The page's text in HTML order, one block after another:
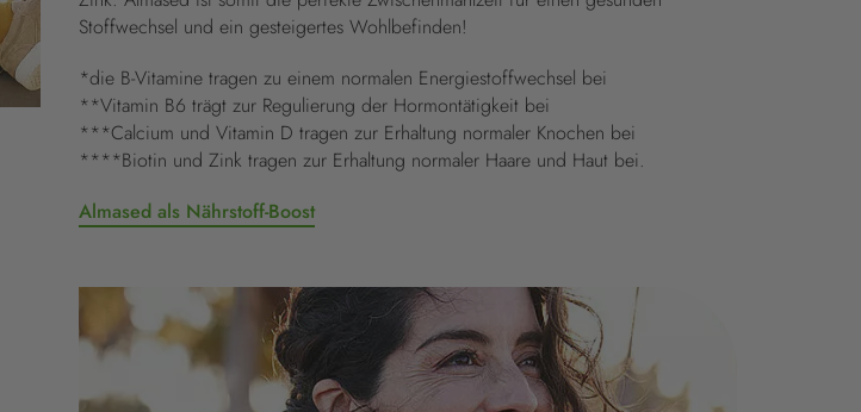
Stoffwechsel und ein gesteigertes Wohlbefinden!
*die B-Vitamine tragen zu einem normalen Energiestoffwechsel bei
**Vitamin B6 trägt zur Regulierung der Hormontätigkeit bei
***Calcium und Vitamin D tragen zur Erhaltung normaler Knochen bei
****Biotin und Zink tragen zur Erhaltung normaler Haare und Haut bei.
Almased als Nährstoff-Boost